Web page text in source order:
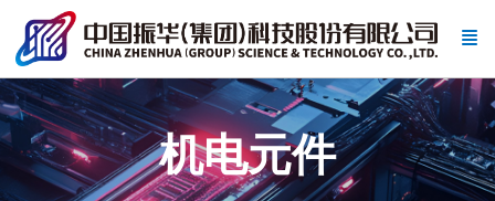
机电元件